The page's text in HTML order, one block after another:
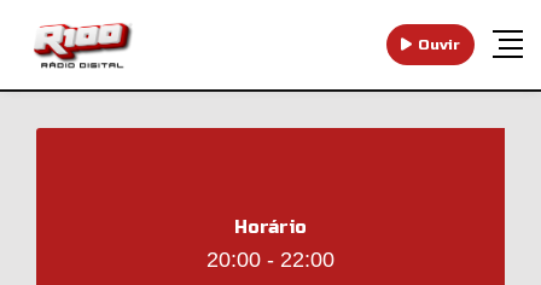
Ouvir
Horário
20:00 - 22:00